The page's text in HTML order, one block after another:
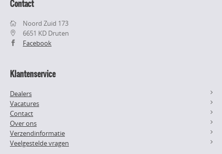
Contact
Noord Zuid 173
6651 KD Druten
Facebook
Klantenservice
Dealers
Vacatures
Contact
Over ons
Verzendinformatie
Veelgestelde vragen